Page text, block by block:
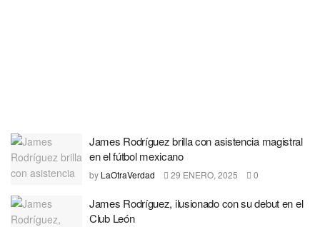
James Rodríguez brilla con asistencia magistral
en el fútbol mexicano
by LaOtraVerdad 29 ENERO, 2025 0
James Rodríguez, ilusionado con su debut en el
Club León